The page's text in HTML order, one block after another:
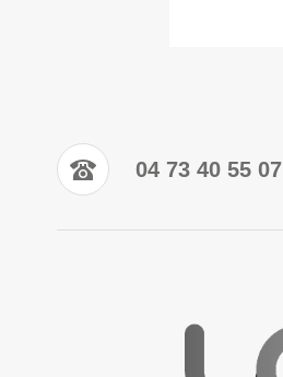
04 73 40 55 07